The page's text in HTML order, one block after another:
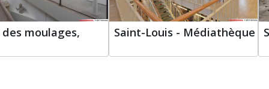
moulages, Saint-Louis - Médiathèque